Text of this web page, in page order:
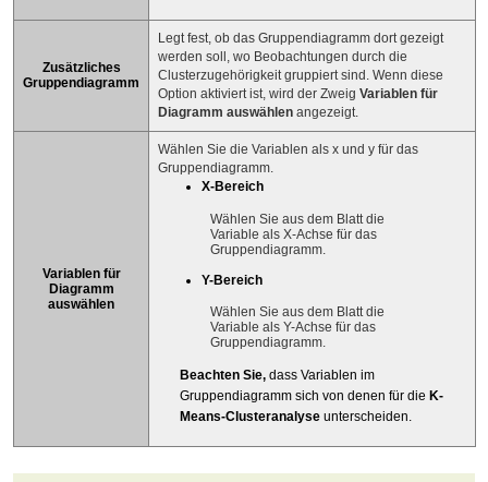
Zusätzliches
Gruppendiagramm
Legt fest, ob das Gruppendiagramm dort gezeigt
werden soll, wo Beobachtungen durch die
Clusterzugehörigkeit gruppiert sind. Wenn diese
Option aktiviert ist, wird der Zweig Variablen für
Diagramm auswählen angezeigt.
Variablen für
Diagramm
auswählen
Wählen Sie die Variablen als x und y für das
Gruppendiagramm.
X-Bereich
Wählen Sie aus dem Blatt die
Variable als X-Achse für das
Gruppendiagramm.
Y-Bereich
Wählen Sie aus dem Blatt die
Variable als Y-Achse für das
Gruppendiagramm.
Beachten Sie, dass Variablen im
Gruppendiagramm sich von denen für die K-
Means-Clusteranalyse unterscheiden.